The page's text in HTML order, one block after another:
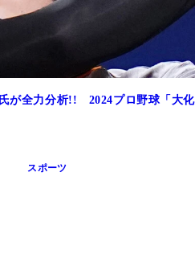
が全力分析!! 2024プロ野球「大化
スポーツ